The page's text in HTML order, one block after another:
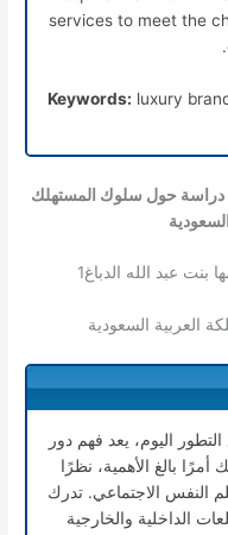
services to meet the
Keywords: luxury
دراسة حول سلوك المستهلك
بنت عبد الله الدباغ1
العربية السعودية
اليوم، يعد فهم دور
بالغ الأهمية، نظرًا
النفس الاجتماعي. تدرك
الداخلية والخارجية